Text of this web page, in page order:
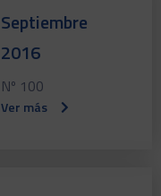
Septiembre
2016
Nº 100
Ver más